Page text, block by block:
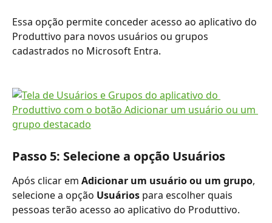
Essa opção permite conceder acesso ao aplicativo do
Produttivo para novos usuários ou grupos
cadastrados no Microsoft Entra.
Passo 5: Selecione a opção Usuários
Após clicar em Adicionar um usuário ou um grupo,
selecione a opção Usuários para escolher quais
pessoas terão acesso ao aplicativo do Produttivo.